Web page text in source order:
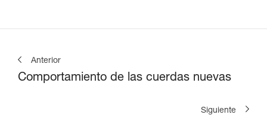
Anterior
Comportamiento de las cuerdas nuevas
Siguiente